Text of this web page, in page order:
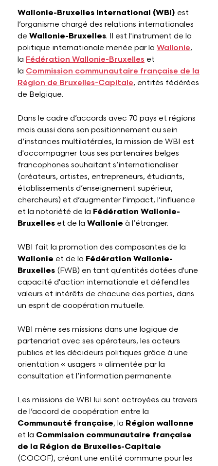
Wallonie-Bruxelles International (WBI) est
l’organisme chargé des relations internationales
de Wallonie-Bruxelles. Il est l'instrument de la
politique internationale menée par la Wallonie,
la Fédération Wallonie-Bruxelles et
la Commission communautaire française de la
Région de Bruxelles-Capitale, entités fédérées
de Belgique.
Dans le cadre d’accords avec 70 pays et régions
mais aussi dans son positionnement au sein
d’instances multilatérales, la mission de WBI est
d'accompagner tous ses partenaires belges
francophones souhaitant s’internationaliser
(créateurs, artistes, entrepreneurs, étudiants,
établissements d’enseignement supérieur,
chercheurs) et d’augmenter l’impact, l’influence
et la notoriété de la Fédération Wallonie-
Bruxelles et de la Wallonie à l’étranger.
WBI fait la promotion des composantes de la
Wallonie et de la Fédération Wallonie-
Bruxelles (FWB) en tant qu'entités dotées d'une
capacité d'action internationale et défend les
valeurs et intérêts de chacune des parties, dans
un esprit de coopération mutuelle.
WBI mène ses missions dans une logique de
partenariat avec ses opérateurs, les acteurs
publics et les décideurs politiques grâce à une
orientation « usagers » alimentée par la
consultation et l’information permanente.
Les missions de WBI lui sont octroyées au travers
de l’accord de coopération entre la
Communauté française, la Région wallonne
et la Commission communautaire française
de la Région de Bruxelles-Capitale
(COCOF), créant une entité commune pour les